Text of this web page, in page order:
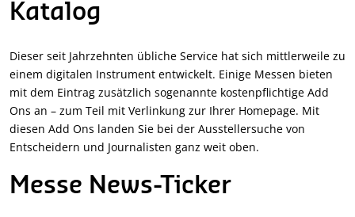
Katalog
Dieser seit Jahrzehnten übliche Service hat sich mittlerweile zu
einem digitalen Instrument entwickelt. Einige Messen bieten
mit dem Eintrag zusätzlich sogenannte kostenpflichtige Add
Ons an – zum Teil mit Verlinkung zur Ihrer Homepage. Mit
diesen Add Ons landen Sie bei der Ausstellersuche von
Entscheidern und Journalisten ganz weit oben.
Messe News-Ticker